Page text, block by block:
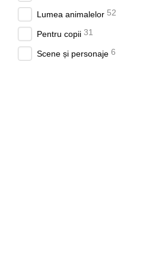
Lumea animalelor 52
Pentru copii 31
Scene și personaje 6